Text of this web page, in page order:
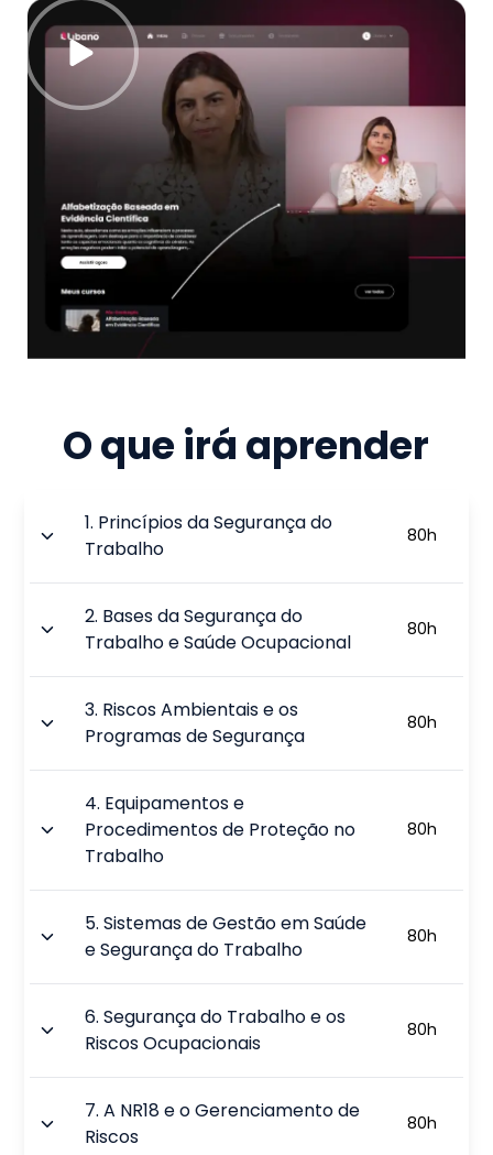
O que irá aprender
1. Princípios da Segurança do
Trabalho
80h
2. Bases da Segurança do
Trabalho e Saúde Ocupacional
80h
3. Riscos Ambientais e os
Programas de Segurança
80h
4. Equipamentos e
Procedimentos de Proteção no
Trabalho
80h
5.Sistemas de Gestão em Saúde
e Segurança do Trabalho
80h
6.Segurança do Trabalho e os
Riscos Ocupacionais
80h
7.A NR18 e o Gerenciamento de
Riscos
80h